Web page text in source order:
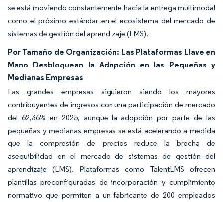
se está moviendo constantemente hacia la entrega multimodal
como el próximo estándar en el ecosistema del mercado de
sistemas de gestión del aprendizaje (LMS).
Por Tamaño de Organización: Las Plataformas Llave en
Mano Desbloquean la Adopción en las Pequeñas y
Medianas Empresas
Las grandes empresas siguieron siendo los mayores
contribuyentes de ingresos con una participación de mercado
del 62,36% en 2025, aunque la adopción por parte de las
pequeñas y medianas empresas se está acelerando a medida
que la compresión de precios reduce la brecha de
asequibilidad en el mercado de sistemas de gestión del
aprendizaje (LMS). Plataformas como TalentLMS ofrecen
plantillas preconfiguradas de incorporación y cumplimiento
normativo que permiten a un fabricante de 200 empleados